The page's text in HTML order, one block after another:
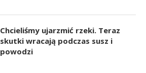
Chcieliśmy ujarzmić rzeki. Teraz
skutki wracają podczas susz i
powodzi